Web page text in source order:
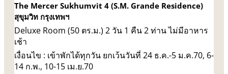
The Mercer Sukhumvit 4 (S.M. Grande Residence)
สุขุมวิท กรุงเทพฯ
Deluxe Room (50 ตร.ม.) 2 วัน 1 คืน 2 ท่าน ไม่มีอาหาร
เช้า
เงื่อนไข : เข้าพักได้ทุกวัน ยกเว้นวันที่ 24 ธ.ค.-5 ม.ค.70, 6-
14 ก.พ., 10-15 เม.ย.70